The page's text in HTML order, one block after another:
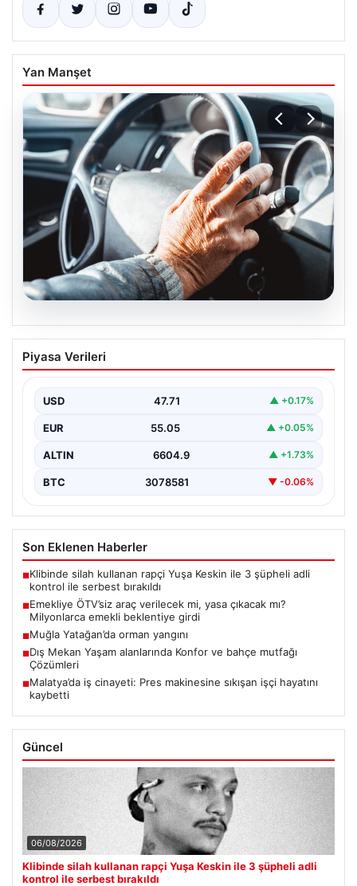
Yan Manşet
Emekliye ÖTV’siz araç verilecek mi,
yasa çıkacak mı? Milyonlarca emekli
Piyasa Verileri
USD 47.71 ▲ +0.17%
EUR 55.05 ▲ +0.05%
ALTIN 6604.9 ▲ +1.73%
BTC 3078581 ▼ -0.06%
Son Eklenen Haberler
■Klibinde silah kullanan rapçi Yuşa Keskin ile 3 şüpheli adli
kontrol ile serbest bırakıldı
■Emekliye ÖTV’siz araç verilecek mi, yasa çıkacak mı?
Milyonlarca emekli beklentiye girdi
■Muğla Yatağan’da orman yangını
■Dış Mekan Yaşam alanlarında Konfor ve bahçe mutfağı
Çözümleri
■Malatya’da iş cinayeti: Pres makinesine sıkışan işçi hayatını
kaybetti
Güncel
06/08/2026
Klibinde silah kullanan rapçi Yuşa Keskin ile 3 şüpheli adli
kontrol ile serbest bırakıldı